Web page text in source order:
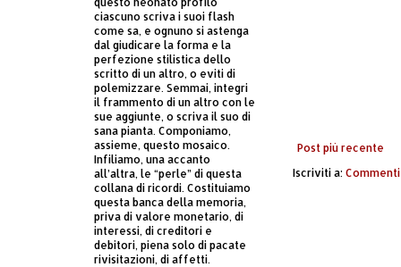
Post più recente
Iscriviti a:
ciascuno scriva i suoi flash
come sa, e ognuno si astenga
dal giudicare la forma e la
perfezione stilistica dello
scritto di un altro, o eviti di
polemizzare. Semmai, integri
il frammento di un altro con le
sue aggiunte, o scriva il suo di
sana pianta. Componiamo,
assieme, questo mosaico.
Infiliamo, una accanto
all’altra, le “perle” di questa
collana di ricordi. Costituiamo
questa banca della memoria,
priva di valore monetario, di
interessi, di creditori e
debitori, piena solo di pacate
rivisitazioni, di affetti.